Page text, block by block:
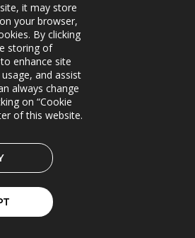
IoT-plattform
Flow
År
skördardata i pilotdrift
it may store
your browser,
By clicking
storing of
enhance site
and assist
always change
on “Cookie
of this website.